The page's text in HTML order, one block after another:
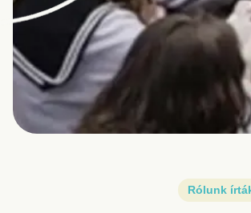
Rólunk